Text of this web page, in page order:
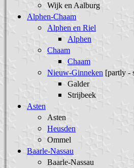
Wijk en Aalburg
Alphen-Chaam
Alphen en Riel
Alphen
Chaam
Chaam
Nieuw-Ginneken [partly -
Galder
Strijbeek
Asten
Asten
Heusden
Ommel
Baarle-Nassau
Baarle-Nassau